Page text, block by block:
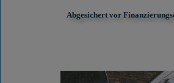
Abgesichert vor